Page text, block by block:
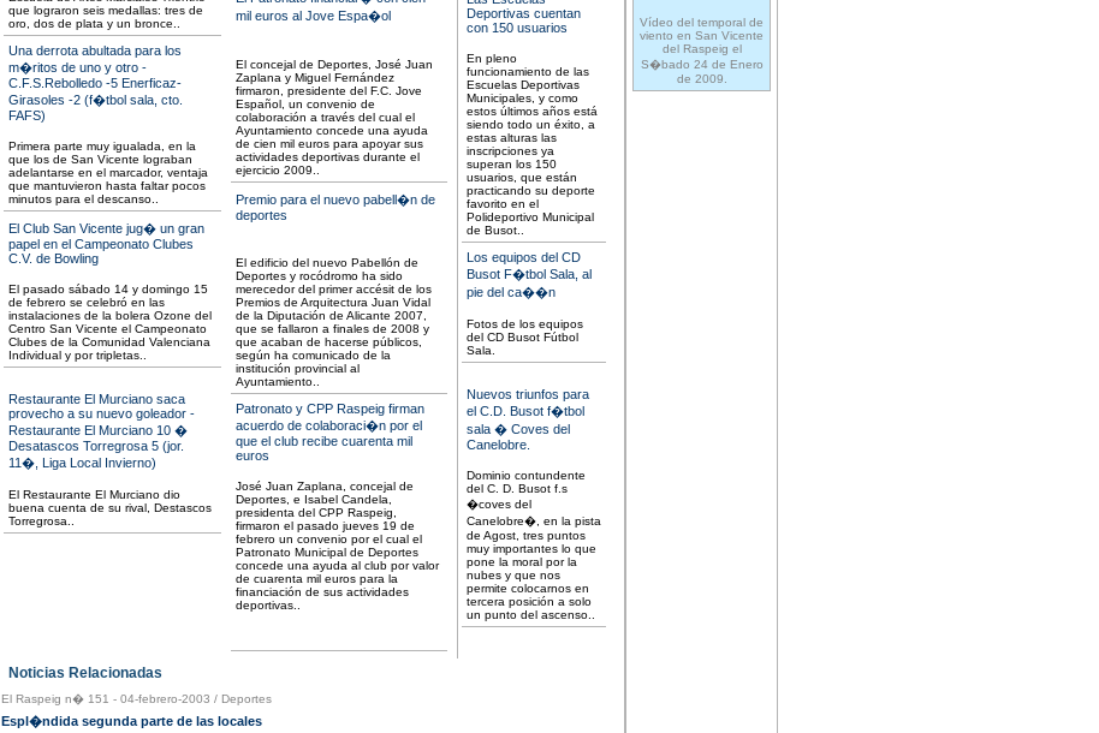
que lograron seis medallas: tres de
oro, dos de plata y un bronce..
Una derrota abultada para los
m�ritos de uno y otro -
C.F.S.Rebolledo -5 Enerficaz-
Girasoles -2 (f�tbol sala, cto.
FAFS)
Primera parte muy igualada, en la
que los de San Vicente lograban
adelantarse en el marcador, ventaja
que mantuvieron hasta faltar pocos
minutos para el descanso..
El Club San Vicente jug� un gran
papel en el Campeonato Clubes
C.V. de Bowling
El pasado sábado 14 y domingo 15
de febrero se celebró en las
instalaciones de la bolera Ozone del
Centro San Vicente el Campeonato
Clubes de la Comunidad Valenciana
Individual y por tripletas..
Restaurante El Murciano saca
provecho a su nuevo goleador -
Restaurante El Murciano 10 �
Desatascos Torregrosa 5 (jor.
11�, Liga Local Invierno)
El Restaurante El Murciano dio
buena cuenta de su rival, Destascos
Torregrosa..
mil euros al Jove Espa�ol
El concejal de Deportes, José Juan
Zaplana y Miguel Fernández
firmaron, presidente del F.C. Jove
Español, un convenio de
colaboración a través del cual el
Ayuntamiento concede una ayuda
de cien mil euros para apoyar sus
actividades deportivas durante el
ejercicio 2009..
Premio para el nuevo pabell�n de
deportes
El edificio del nuevo Pabellón de
Deportes y rocódromo ha sido
merecedor del primer accésit de los
Premios de Arquitectura Juan Vidal
de la Diputación de Alicante 2007,
que se fallaron a finales de 2008 y
que acaban de hacerse públicos,
según ha comunicado de la
institución provincial al
Ayuntamiento..
Patronato y CPP Raspeig firman
acuerdo de colaboraci�n por el
que el club recibe cuarenta mil
euros
José Juan Zaplana, concejal de
Deportes, e Isabel Candela,
presidenta del CPP Raspeig,
firmaron el pasado jueves 19 de
febrero un convenio por el cual el
Patronato Municipal de Deportes
concede una ayuda al club por valor
de cuarenta mil euros para la
financiación de sus actividades
deportivas..
Deportivas cuentan
con 150 usuarios
En pleno
funcionamiento de las
Escuelas Deportivas
Municipales, y como
estos últimos años está
siendo todo un éxito, a
estas alturas las
inscripciones ya
superan los 150
usuarios, que están
practicando su deporte
favorito en el
Polideportivo Municipal
de Busot..
Los equipos del CD
Busot F�tbol Sala, al
pie del ca��n
Fotos de los equipos
del CD Busot Fútbol
Sala.
Nuevos triunfos para
el C.D. Busot f�tbol
sala � Coves del
Canelobre.
Dominio contundente
del C. D. Busot f.s
�coves del
Canelobre�, en la pista
de Agost, tres puntos
muy importantes lo que
pone la moral por la
nubes y que nos
permite colocarnos en
tercera posición a solo
un punto del ascenso..
Noticias Relacionadas
El Raspeig n� 151 - 04-febrero-2003 / Deportes
Espl�ndida segunda parte de las locales
Vídeo del temporal de
viento en San Vicente
del Raspeig el
S�bado 24 de Enero
de 2009.